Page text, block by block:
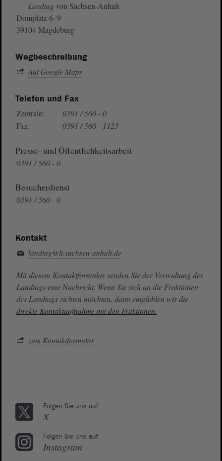
Landtag von Sachsen-Anhalt
Domplatz 6–9
39104 Magdeburg
Wegbeschreibung
Auf Google Maps
Telefon und Fax
Zentrale:
0391 / 560 - 0
Fax:
0391 / 560 - 1123
Presse- und Öffentlichkeitsarbeit
0391 / 560 - 0
Besucherdienst
0391 / 560 - 0
Kontakt
landtag@lt.sachsen-anhalt.de
Mit diesem Kontaktformular senden Sie der Verwaltung des
Landtags eine Nachricht. Wenn Sie sich an die Fraktionen
des Landtags richten möchten, dann empfehlen wir die
direkte Kontaktaufnahme mit den Fraktionen.
zum Kontaktformular
Folgen Sie uns auf
X
Folgen Sie uns auf
Instagram